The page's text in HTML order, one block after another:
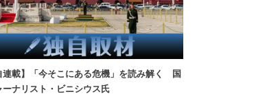
連載】「今そこにある危機」を読み解く 国
ーナリスト・ビニシウス氏